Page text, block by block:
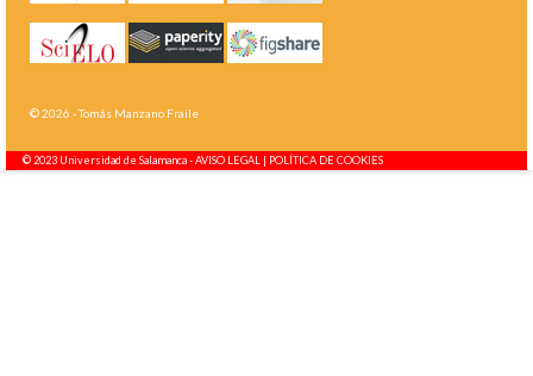
© 2026 - Tomás Manzano Fraile
© 2023 Universidad de Salamanca -AVISO LEGAL | POLÍTICA DE COOKIES